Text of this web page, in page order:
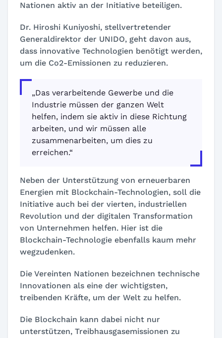
Nationen aktiv an der Initiative beteiligen.
Dr. Hiroshi Kuniyoshi, stellvertretender
Generaldirektor der UNIDO, geht davon aus,
dass innovative Technologien benötigt werden,
um die Co2-Emissionen zu reduzieren.
„Das verarbeitende Gewerbe und die
Industrie müssen der ganzen Welt
helfen, indem sie aktiv in diese Richtung
arbeiten, und wir müssen alle
zusammenarbeiten, um dies zu
erreichen.“
Neben der Unterstützung von erneuerbaren
Energien mit Blockchain-Technologien, soll die
Initiative auch bei der vierten, industriellen
Revolution und der digitalen Transformation
von Unternehmen helfen. Hier ist die
Blockchain-Technologie ebenfalls kaum mehr
wegzudenken.
Die Vereinten Nationen bezeichnen technische
Innovationen als eine der wichtigsten,
treibenden Kräfte, um der Welt zu helfen.
Die Blockchain kann dabei nicht nur
unterstützen, Treibhausgasemissionen zu